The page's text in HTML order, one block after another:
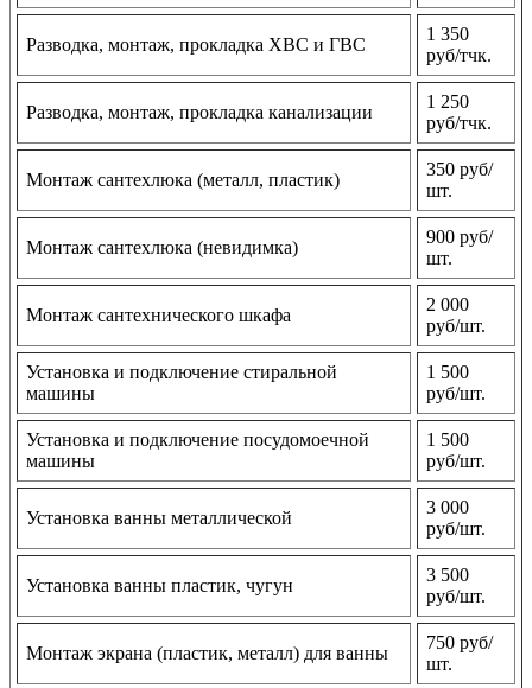
Разводка, монтаж, прокладка ХВС и ГВС
1 350
руб/тчк.
Разводка, монтаж, прокладка канализации
1 250
руб/тчк.
Монтаж сантехлюка (металл, пластик)
350 руб/
шт.
Монтаж сантехлюка (невидимка)
900 руб/
шт.
Монтаж сантехнического шкафа
2 000
руб/шт.
Установка и подключение стиральной
машины
1 500
руб/шт.
Установка и подключение посудомоечной
машины
1 500
руб/шт.
Установка ванны металлической
3 000
руб/шт.
Установка ванны пластик, чугун
3 500
руб/шт.
Монтаж экрана (пластик, металл) для ванны
750 руб/
шт.